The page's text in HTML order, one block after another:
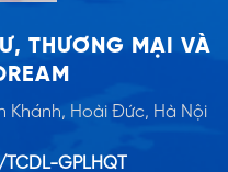
THƯƠNG MẠI VÀ
Khánh, Hoài Đức, Hà Nội
GPLHQT